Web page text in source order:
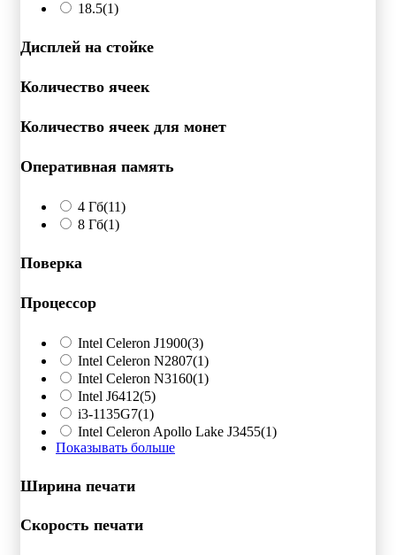
18.5(1)
Дисплей на стойке
Количество ячеек
Количество ячеек для монет
Оперативная память
4 Гб(11)
8 Гб(1)
Поверка
Процессор
Intel Celeron J1900(3)
Intel Celeron N2807(1)
Intel Celeron N3160(1)
Intel J6412(5)
i3-1135G7(1)
Intel Celeron Apollo Lake J3455(1)
Показывать больше
Ширина печати
Скорость печати